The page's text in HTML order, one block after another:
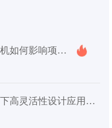
提高施工效率：灵活的混凝土搅拌机如何影响项目进度和成本
混凝土搅拌运输车在不同施工场景下高灵活性设计应用指南